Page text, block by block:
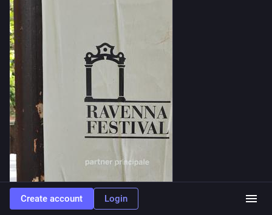
Create account Login